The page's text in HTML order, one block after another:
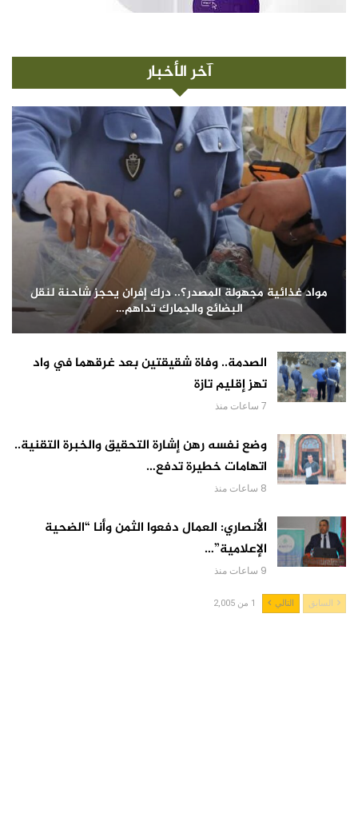
آخر الأخبار
مواد غذائية مجهولة المصدر؟.. درك إفران يحجز شاحنة لنقل
البضائع والجمارك تداهم…
الصدمة.. وفاة شقيقتين بعد غرقهما في واد
تهز إقليم تازة
7 ساعات منذ
وضع نفسه رهن إشارة التحقيق والخبرة التقنية..
اتهامات خطيرة تدفع…
8 ساعات منذ
الأنصاري: العمال دفعوا الثمن وأنا “الضحية
الإعلامية”…
9 ساعات منذ
السابق التالي 1 من 2,005